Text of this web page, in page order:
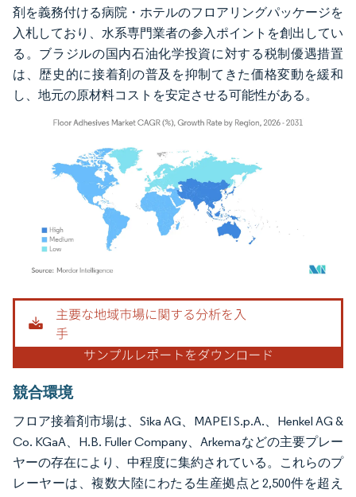
剤を義務付ける病院・ホテルのフロアリングパッケージを
入札しており、水系専門業者の参入ポイントを創出してい
る。ブラジルの国内石油化学投資に対する税制優遇措置
は、歴史的に接着剤の普及を抑制てきた価格変動を緩和
し、地元の原材料コストを安定させる可能性がある。
画像 © Mordor Intelligence。再利用にはCC BY 4.0の表示が必要です。
競合環境
フロア接着剤市場は、Sika AG、MAPEI S.p.A.、Henkel AG &
Co. KGaA、H.B. Fuller Company、Arkemaなどの主要プレー
ヤーの存在により、中程度に集約されている。これらのプ
レーヤーは、複数大陸にわたる生産拠点と2,500件を超え